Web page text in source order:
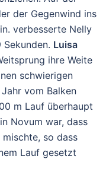
der Gegenwind ins
verbesserte Nelly
Luisa
ihre Weite
schwierigen
vom Balken
m Lauf überhaupt
Novum war, dass
so dass
Lauf gesetzt